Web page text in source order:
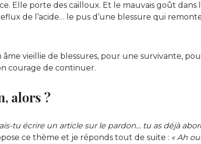
Elle porte des cailloux. Et le mauvais goût dans
de l’acide… le pus d’une blessure qui
vieillie de blessures, pour une survivante,
courage de continuer.
alors ?
tu écrire un article sur le pardon… tu as déjà
ce thème et je réponds tout de suite : « Ah